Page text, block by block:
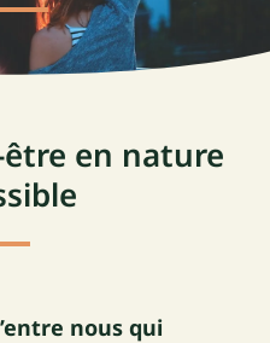
en nature
nous qui